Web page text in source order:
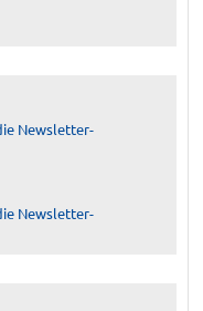
Newsletter-
Newsletter-